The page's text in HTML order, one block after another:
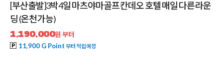
[부산출발]3박4일 마츠야마골프 칸데오 호텔 매일 다른 라운
딩 (온천 가능)
1,190,000원 부터
11,900 G Point 부터 적립예정